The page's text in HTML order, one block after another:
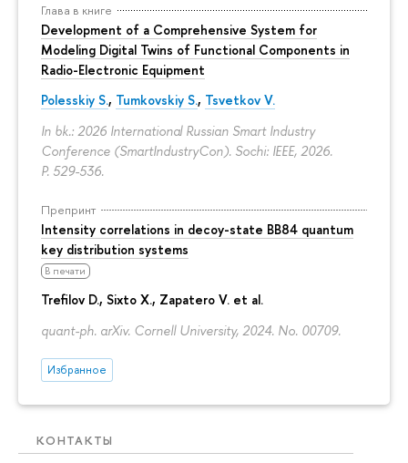
Глава в книге
Development of a Comprehensive System for
Modeling Digital Twins of Functional Components in
Radio-Electronic Equipment
Polesskiy S., Tumkovskiy S., Tsvetkov V.
In bk.: 2026 International Russian Smart Industry
Conference (SmartIndustryCon). Sochi: IEEE, 2026.
P. 529-536.
Препринт
Intensity correlations in decoy-state BB84 quantum
key distribution systems
В печати
Trefilov D., Sixto X., Zapatero V. et al.
quant-ph. arXiv. Cornell University, 2024. No. 00709.
Избранное
КОНТАКТЫ